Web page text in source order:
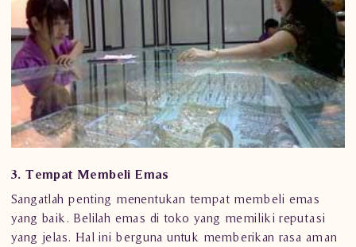
3. Tempat Membeli Emas
Sangatlah penting menentukan tempat membeli emas
yang baik. Belilah emas di toko yang memiliki reputasi
yang jelas. Hal ini berguna untuk memberikan rasa aman